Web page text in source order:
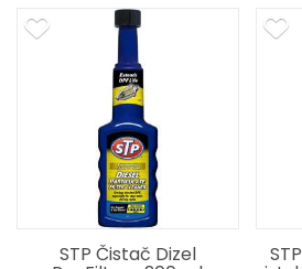
STP Čistač Dizel